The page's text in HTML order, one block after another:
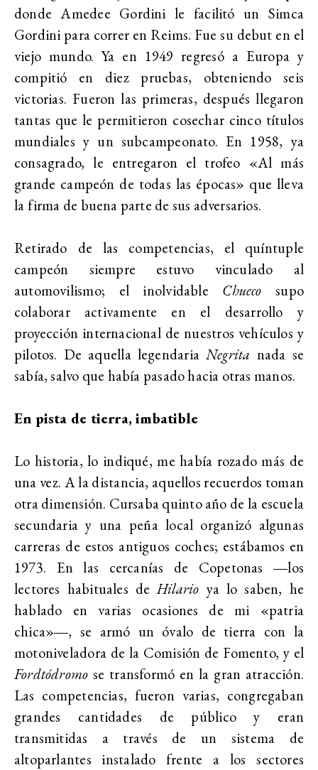
donde Amedee Gordini le facilitó un Simca
Gordini para correr en Reims. Fue su debut en el
viejo mundo. Ya en 1949 regresó a Europa y
compitió en diez pruebas, obteniendo seis
victorias. Fueron las primeras, después llegaron
tantas que le permitieron cosechar cinco títulos
mundiales y un subcampeonato. En 1958, ya
consagrado, le entregaron el trofeo «Al más
grande campeón de todas las épocas» que lleva
la firma de buena parte de sus adversarios.
Retirado de las competencias, el quíntuple
campeón siempre estuvo vinculado al
automovilismo; el inolvidable Chueco supo
colaborar activamente en el desarrollo y
proyección internacional de nuestros vehículos y
pilotos. De aquella legendariaNegrita nada se
sabía, salvo que había pasado hacia otras manos.
En pista de tierra, imbatible
Lo historia, lo indiqué, me había rozado más de
una vez. A la distancia, aquellos recuerdos toman
otra dimensión. Cursaba quinto año de la escuela
secundaria y una peña local organizó algunas
carreras de estos antiguos coches; estábamos en
1973. En las cercanías de Copetonas ―los
lectores habituales deHilario ya lo saben, he
hablado en varias ocasiones de mi «patria
chica»―, se armó un óvalo de tierra con la
motoniveladora de la Comisión de Fomento, y el
Fordtódromo se transformó en la gran atracción.
Las competencias, fueron varias, congregaban
grandes cantidades de público y eran
transmitidas a través de un sistema de
altoparlantes instalado frente a los sectores